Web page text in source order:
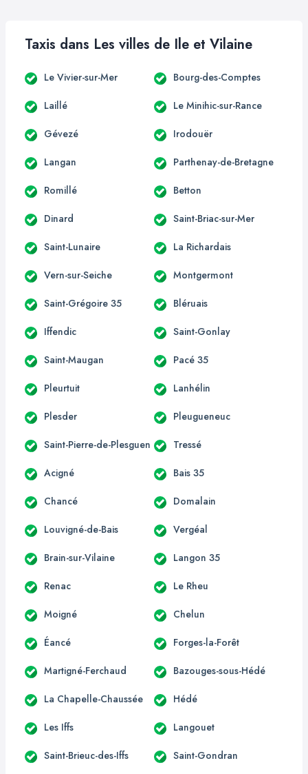
Taxis dans Les villes de Ile et Vilaine
Le Vivier-sur-Mer Bourg-des-Comptes
Laillé Le Minihic-sur-Rance
Gévezé Irodouër
Langan Parthenay-de-Bretagne
Romillé Betton
Dinard Saint-Briac-sur-Mer
Saint-Lunaire La Richardais
Vern-sur-Seiche Montgermont
Saint-Grégoire 35 Bléruais
Iffendic Saint-Gonlay
Saint-Maugan Pacé 35
Pleurtuit Lanhélin
Plesder Pleugueneuc
Saint-Pierre-de-Plesguen Tressé
Acigné Bais 35
Chancé Domalain
Louvigné-de-Bais Vergéal
Brain-sur-Vilaine Langon 35
Renac Le Rheu
Moigné Chelun
Éancé Forges-la-Forêt
Martigné-Ferchaud Bazouges-sous-Hédé
La Chapelle-Chaussée Hédé
Les Iffs Langouet
Saint-Brieuc-des-Iffs Saint-Gondran